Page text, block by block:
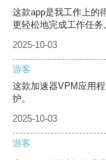
这款app是我工作上的
更轻松地完成工作任务
2025-10-03
游客
这款加速器VPM应用
护。
2025-10-03
游客